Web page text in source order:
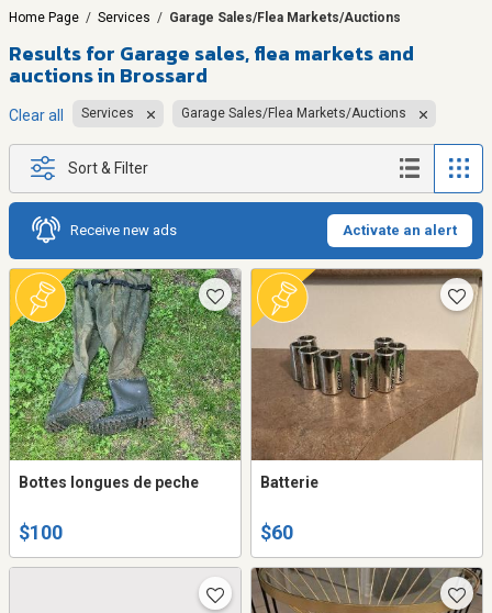
Home Page / Services / Garage Sales/Flea Markets/Auctions
Results for Garage sales, flea markets and
auctions in Brossard
Clear all Services Garage Sales/Flea Markets/Auctions
Sort & Filter
Receive new ads Activate an alert
Bottes longues de peche
$100
Batterie
$60